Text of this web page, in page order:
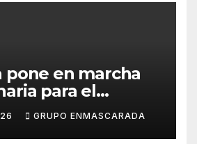
pone en marcha
para el
con los
de Lucas
GRUPO ENMASCARADA